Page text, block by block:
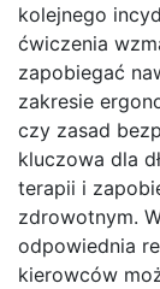
kolejnego
ćwiczenia
zapobiegać
zakresie
czy zasad
kluczowa dla
terapii i
zdrowotnym.
odpowiednia
kierowców